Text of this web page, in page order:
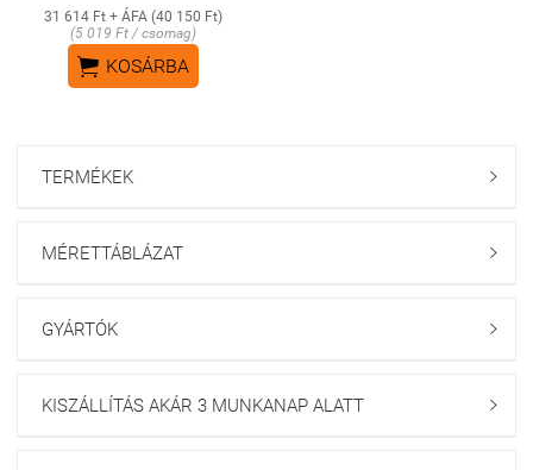
31 614 Ft + ÁFA (40 150 Ft)
(5 019 Ft / csomag)
 KOSÁRBA
TERMÉKEK 
MÉRETTÁBLÁZAT 
GYÁRTÓK 
KISZÁLLÍTÁS AKÁR 3 MUNKANAP ALATT 